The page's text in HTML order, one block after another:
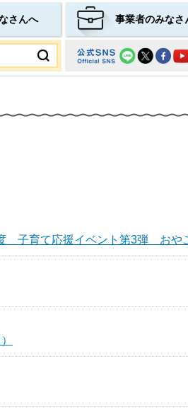
さんへ 事業者のみなさ
子育て応援イベント第3弾 おや